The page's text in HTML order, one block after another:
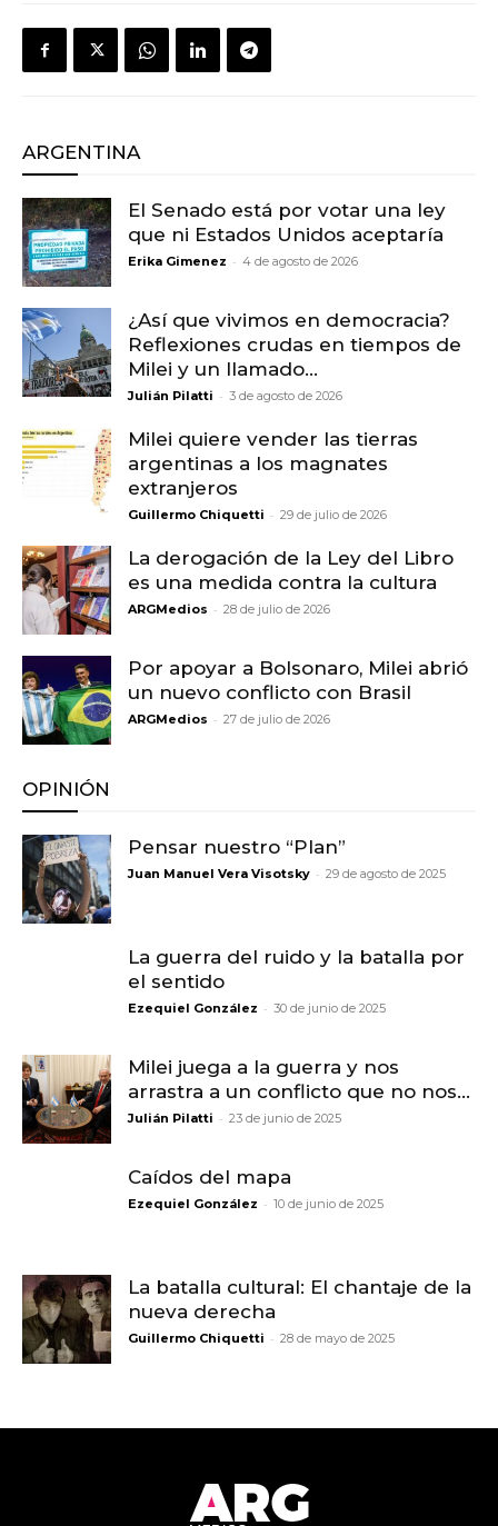
ARGENTINA
El Senado está por votar una ley
que ni Estados Unidos aceptaría
Erika Gimenez - 4 de agosto de 2026
¿Así que vivimos en democracia?
Reflexiones crudas en tiempos de
Milei y un llamado...
Julián Pilatti - 3 de agosto de 2026
Milei quiere vender las tierras
argentinas a los magnates
extranjeros
Guillermo Chiquetti - 29 de julio de 2026
La derogación de la Ley del Libro
es una medida contra la cultura
ARGMedios - 28 de julio de 2026
Por apoyar a Bolsonaro, Milei abrió
un nuevo conflicto con Brasil
ARGMedios - 27 de julio de 2026
OPINIÓN
Pensar nuestro “Plan”
Juan Manuel Vera Visotsky - 29 de agosto de 2025
La guerra del ruido y la batalla por
el sentido
Ezequiel González - 30 de junio de 2025
Milei juega a la guerra y nos
arrastra a un conflicto que no nos...
Julián Pilatti - 23 de junio de 2025
Caídos del mapa
Ezequiel González - 10 de junio de 2025
La batalla cultural: El chantaje de la
nueva derecha
Guillermo Chiquetti - 28 de mayo de 2025